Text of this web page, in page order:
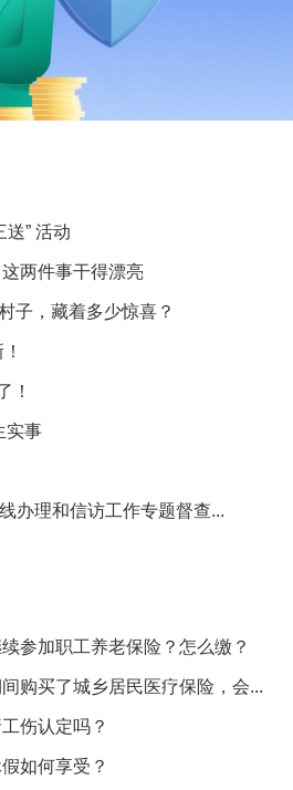
送” 活动
两件事干得漂亮
子，藏着多少惊喜？
！
实事
办理和信访工作专题督查...
参加职工养老保险？怎么缴？
购买了城乡居民医疗保险，会...
伤认定吗？
如何享受？